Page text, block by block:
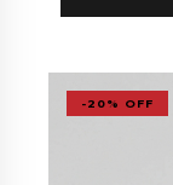
-20% OFF